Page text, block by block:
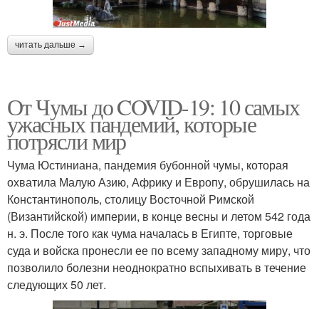
читать дальше →
От Чумы до COVID-19: 10 самых
ужасных пандемий, которые
потрясли мир
Чума Юстиниана, пандемия бубонной чумы, которая
охватила Малую Азию, Африку и Европу, обрушилась на
Константинополь, столицу Восточной Римской
(Византийской) империи, в конце весны и летом 542 года
н. э. После того как чума началась в Египте, торговые
суда и войска пронесли ее по всему западному миру, что
позволило болезни неоднократно вспыхивать в течение
следующих 50 лет.